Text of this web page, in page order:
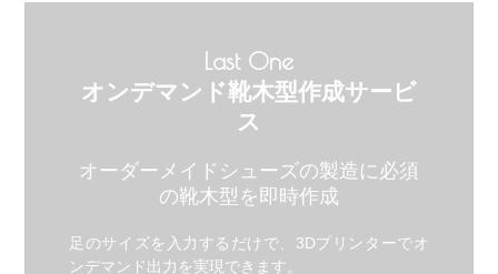
Last One
オンデマンド靴木型作成サービ
ス
オーダーメイドシューズの製造に必須
の靴木型を即時作成
足のサイズを入力するだけで、3Dプリンターでオ
ンデマンド出力を実現できます。